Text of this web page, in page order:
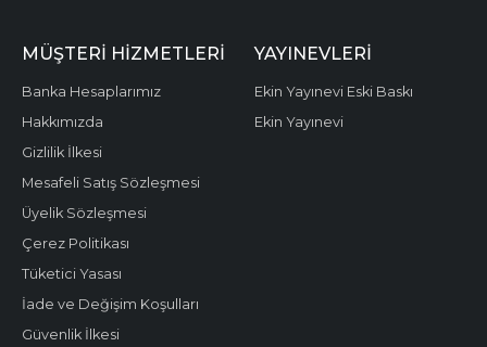
MÜŞTERI HIZMETLERI
Banka Hesaplarımız
Hakkımızda
Gizlilik İlkesi
Mesafeli Satış Sözleşmesi
Üyelik Sözleşmesi
Çerez Politikası
Tüketici Yasası
İade ve Değişim Koşulları
Güvenlik İlkesi
YAYINEVLERI
Ekin Yayınevi Eski Baskı
Ekin Yayınevi